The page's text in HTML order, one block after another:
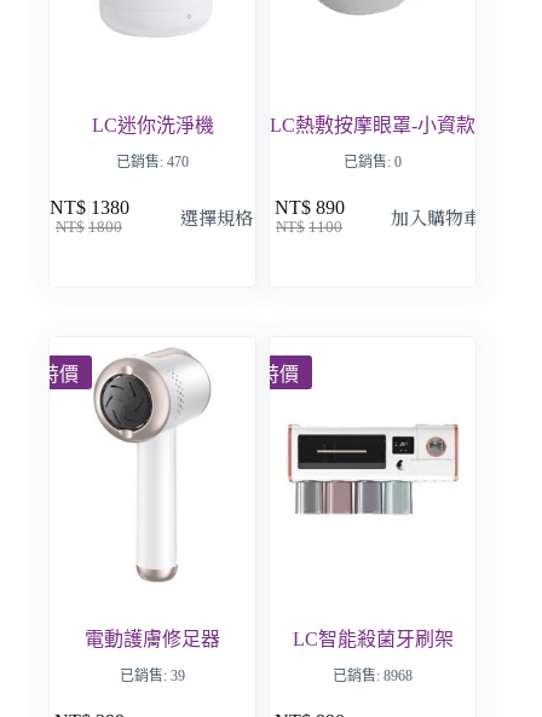
LC迷你洗淨機
已銷售: 470
NT$ 1800
NT$ 1380 選擇規格
LC熱敷按摩眼罩-小資款
已銷售: 0
NT$ 1100
NT$ 890 加入購物車
特價
電動護膚修足器
已銷售: 39
特價
LC智能殺菌牙刷架
已銷售: 8968